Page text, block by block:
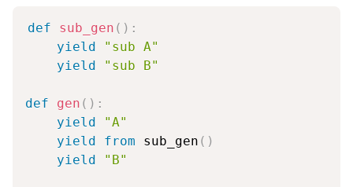
def sub_gen ( ) :
yield
"sub A"
yield
"sub B"
def gen ( ) :
yield
"A"
yield
from sub_gen ( )
yield
"B"